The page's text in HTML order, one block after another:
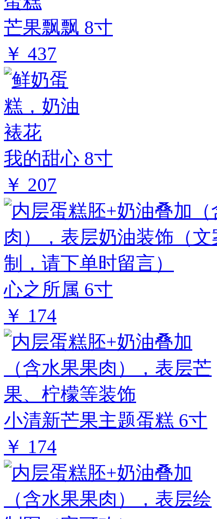
芒果飘飘 8寸
￥ 437
我的甜心 8寸
￥ 207
心之所属 6寸
￥ 174
小清新芒果主题蛋糕 6寸
￥ 174